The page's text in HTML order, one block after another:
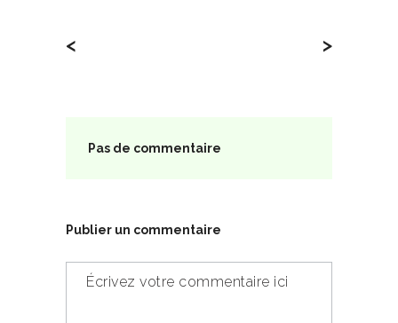
< >
Pas de commentaire
Publier un commentaire